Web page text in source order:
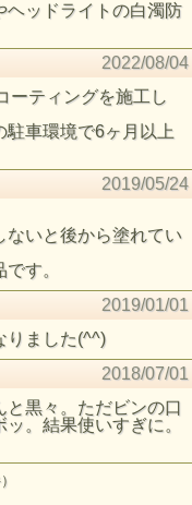
ヘッドライトの白濁防
2022/08/04
ーティングを施工し
駐車環境で6ヶ月以上
2019/05/24
ないと後から塗れてい
す。
2019/01/01
りました(^^)
2018/07/01
黒々。ただビンの口
。結果使いすぎに。